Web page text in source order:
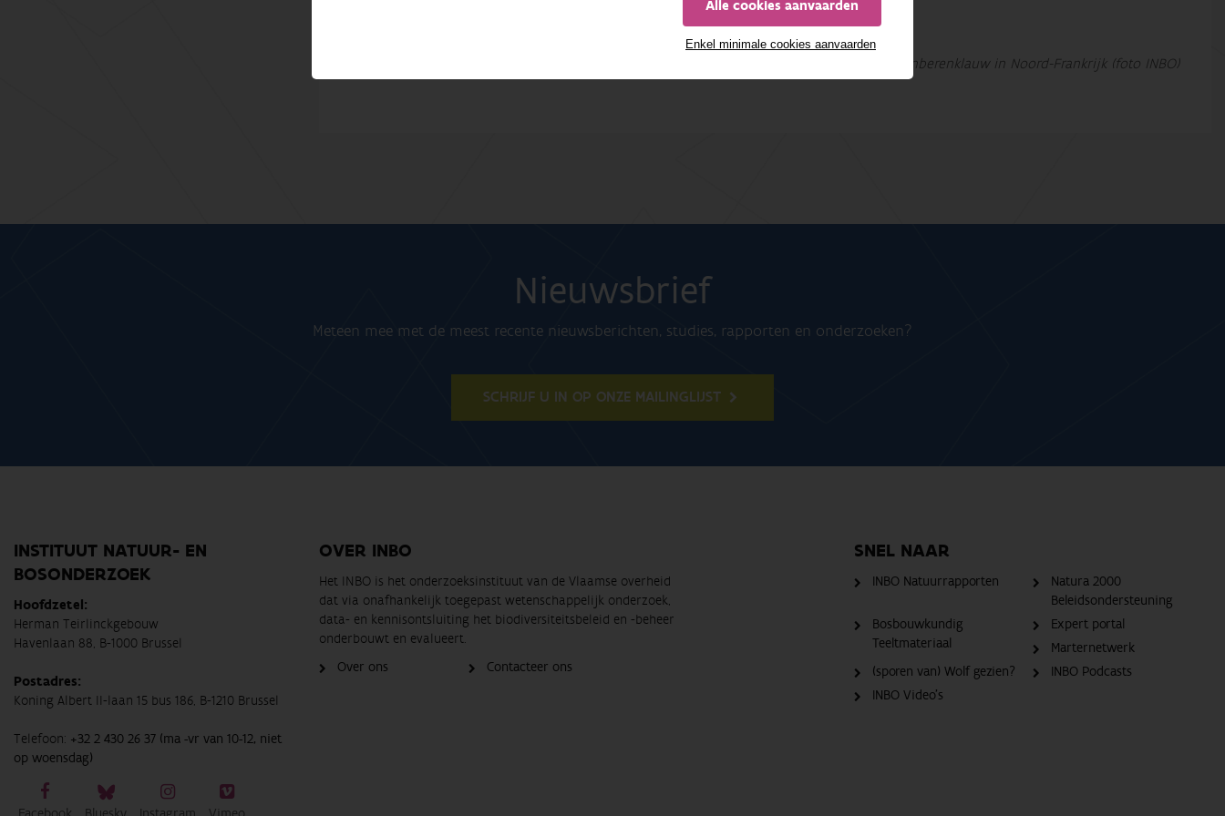
Alle cookies aanvaarden
Enkel minimale cookies aanvaarden
Twitter
Beeld boven: Bestrijding van reuzenberenklauw in Noord-Frankrijk (foto INBO)
Nieuwsbrief
Meteen mee met de meest recente nieuwsberichten, studies, rapporten en onderzoeken?
SCHRIJF U IN OP ONZE MAILINGLIJST
INSTITUUT NATUUR- EN
BOSONDERZOEK
Hoofdzetel:
Herman Teirlinckgebouw
Havenlaan 88, B-1000 Brussel
Postadres:
Koning Albert II-laan 15 bus 186, B-1210 Brussel
Telefoon: +32 2 430 26 37 (ma -vr van 10-12, niet
op woensdag)
OVER INBO
Het INBO is het onderzoeksinstituut van de Vlaamse overheid
dat via onafhankelijk toegepast wetenschappelijk onderzoek,
data- en kennisontsluiting het biodiversiteitsbeleid en -beheer
onderbouwt en evalueert.
Over ons
Contacteer ons
SNEL NAAR
INBO Natuurrapporten
Natura 2000
Beleidsondersteuning
Bosbouwkundig
Teeltmateriaal
Expert portal
Marternetwerk
(sporen van) Wolf gezien?
INBO Podcasts
INBO Video's